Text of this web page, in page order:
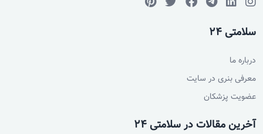
سلامتی 24
درباره ما
معرفی بنری در سایت
عضویت پزشکان
آخرین مقالات در سلامتی 24